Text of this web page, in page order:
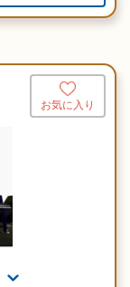
お気に入り